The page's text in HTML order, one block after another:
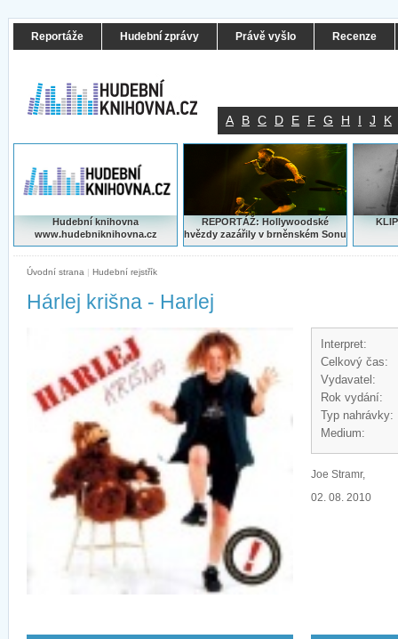
Reportáže Hudební zprávy Právě vyšlo Recenze
A B C D E F G H I J K
Hudební knihovna
www.hudebniknihovna.cz
REPORTÁŽ: Hollywoodské
hvězdy zazářily v brněnském Sonu
Úvodní strana | Hudební rejstřík
Hárlej krišna - Harlej
Interpret:
Celkový čas:
Vydavatel:
Rok vydání:
Typ nahrávky:
Medium:
Joe Stramr,
02. 08. 2010